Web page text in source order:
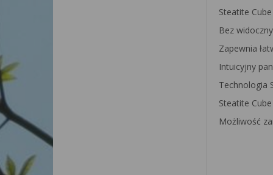
Steatite
Bez
Zapewnia
Intuicyjny
Technologia
Steatite
Możliwość